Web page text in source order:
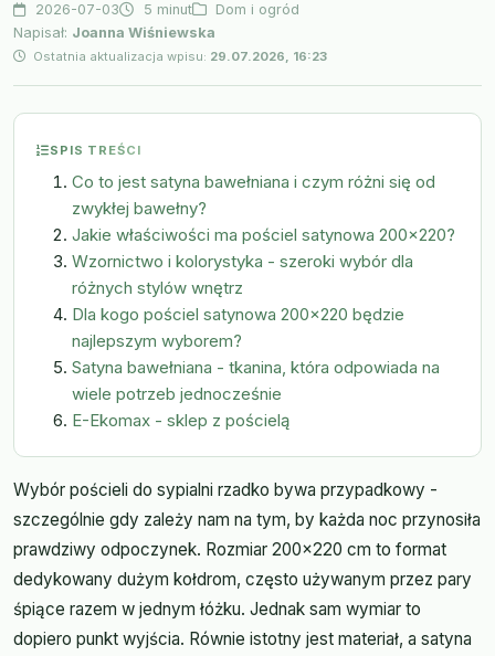
2026-07-03 5 minut
Dom i ogród
Napisał: Joanna Wiśniewska
Ostatnia aktualizacja wpisu: 29.07.2026, 16:23
SPIS TREŚCI
Co to jest satyna bawełniana i czym różni się od
zwykłej bawełny?
Jakie właściwości ma pościel satynowa 200x220?
Wzornictwo i kolorystyka - szeroki wybór dla
różnych stylów wnętrz
Dla kogo pościel satynowa 200x220 będzie
najlepszym wyborem?
Satyna bawełniana - tkanina, która odpowiada na
wiele potrzeb jednocześnie
E-Ekomax - sklep z pościelą
Wybór pościeli do sypialni rzadko bywa przypadkowy -
szczególnie gdy zależy nam na tym, by każda noc przynosiła
prawdziwy odpoczynek. Rozmiar 200x220 cm to format
dedykowany dużym kołdrom, często używanym przez pary
śpiące razem w jednym łóżku. Jednak sam wymiar to
dopiero punkt wyjścia. Równie istotny jest materiał, a satyna